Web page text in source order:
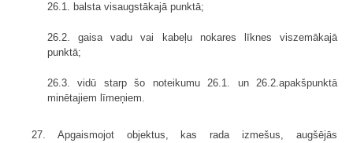
26.1. balsta visaugstākajā punktā;
26.2. gaisa vadu vai kabeļu nokares līknes viszemākajā
punktā;
26.3. vidū starp šo noteikumu 26.1. un 26.2.apakšpunktā
minētajiem līmeņiem.
27. Apgaismojot objektus, kas rada izmešus, augšējās